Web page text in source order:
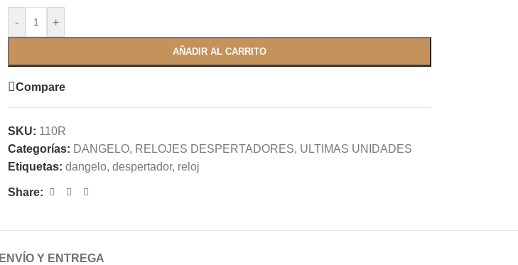
- +
AÑADIR AL CARRITO
Compare
SKU: 110R
Categorías: DANGELO, RELOJES DESPERTADORES, ULTIMAS UNIDADES
Etiquetas: dangelo, despertador, reloj
Share:
ENVÍO Y ENTREGA